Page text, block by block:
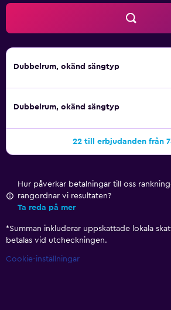
Dubbelrum, okänd sängtyp
Dubbelrum, okänd sängtyp
22 till erbjudanden från
Hur påverkar betalningar till oss
rangordnar vi resultaten?
Ta reda på mer
*Summan inkluderar uppskattade lokala
betalas vid utcheckningen.
Cookie-inställningar